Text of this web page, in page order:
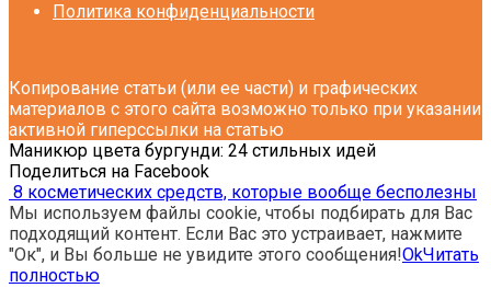
Политика конфиденциальности
Копирование статьи (или ее части) и графических
материалов с этого сайта возможно только при указании
активной гиперссылки на статью
Маникюр цвета бургунди: 24 стильных идей
Поделиться на Facebook
8 косметических средств, которые вообще бесполезны
Мы используем файлы cookie, чтобы подбирать для Вас
подходящий контент. Если Вас это устраивает, нажмите
"Ок", и Вы больше не увидите этого сообщения!OkЧитать
полностью